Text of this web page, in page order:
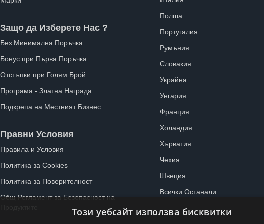
Защо да Изберете Нас ?
Без Минимална Поръчка
Бонус при Първа Поръчка
Отстъпки при Голям Брой
Програма - Златна Награда
Подкрепа на Местният Бизнес
Правни Условия
Правила и Условия
Политика за Cookies
Политика за Поверителност
Общ Регламент за Безопасност на
Полша
Португалия
Румъния
Словакия
Украйна
Унгария
Франция
Холандия
Хърватия
Чехия
Швеция
Всички Останали
Този уебсайт използва бисквитки